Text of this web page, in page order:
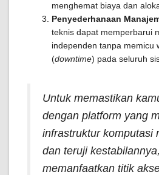
menghemat biaya dan
Penyederhanaan
teknis dapat memperbarui
independen tanpa memicu
(downtime) pada seluruh
Untuk memastikan
dengan platform yang
infrastruktur komputasi
dan teruji
memanfaatkan titik